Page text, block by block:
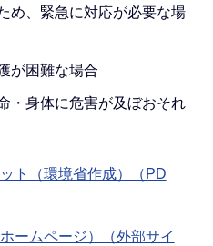
め、緊急に対応が必要な場
が困難な場合
・身体に危害が及ぼおそれ
ト（環境省作成）（PD
ームページ）（外部サイ